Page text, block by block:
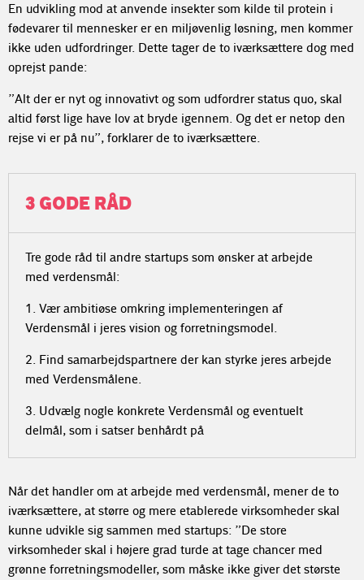
En udvikling mod at anvende insekter som kilde til protein i
fødevarer til mennesker er en miljøvenlig løsning, men kommer
ikke uden udfordringer. Dette tager de to iværksættere dog med
oprejst pande:
”Alt der er nyt og innovativt og som udfordrer status quo, skal
altid først lige have lov at bryde igennem. Og det er netop den
rejse vi er på nu”, forklarer de to iværksættere.
3 GODE RÅD
Tre gode råd til andre startups som ønsker at arbejde
med verdensmål:
1. Vær ambitiøse omkring implementeringen af
Verdensmål i jeres vision og forretningsmodel.
2. Find samarbejdspartnere der kan styrke jeres arbejde
med Verdensmålene.
3. Udvælg nogle konkrete Verdensmål og eventuelt
delmål, som i satser benhårdt på
Når det handler om at arbejde med verdensmål, mener de to
iværksættere, at større og mere etablerede virksomheder skal
kunne udvikle sig sammen med startups: ”De store
virksomheder skal i højere grad turde at tage chancer med
grønne forretningsmodeller, som måske ikke giver det største